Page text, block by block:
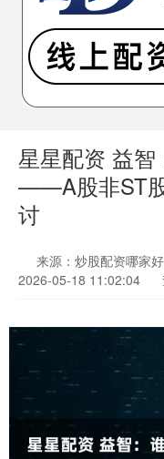
星星配资 益智
——A股非ST
讨
来源：炒股配资哪家
2026-05-18 11:02:04